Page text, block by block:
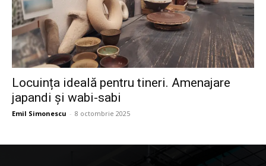
Locuința ideală pentru tineri. Amenajare
japandi și wabi-sabi
Emil Simonescu - 8 octombrie 2025